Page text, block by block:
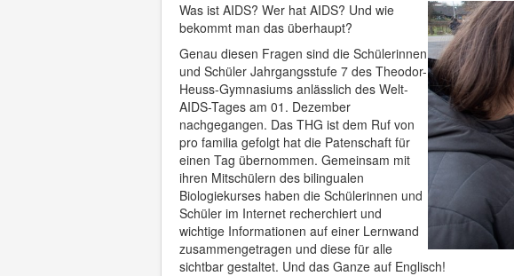
Was ist AIDS? Wer hat AIDS? Und wie
bekommt man das überhaupt?
Genau diesen Fragen sind die Schülerinnen
und Schüler Jahrgangsstufe 7 des Theodor-
Heuss-Gymnasiums anlässlich des Welt-
AIDS-Tages am 01. Dezember
nachgegangen. Das THG ist dem Ruf von
pro familia gefolgt hat die Patenschaft für
einen Tag übernommen. Gemeinsam mit
ihren Mitschülern des bilingualen
Biologiekurses haben die Schülerinnen und
Schüler im Internet recherchiert und
wichtige Informationen auf einer Lernwand
zusammengetragen und diese für alle
sichtbar gestaltet. Und das Ganze auf Englisch!